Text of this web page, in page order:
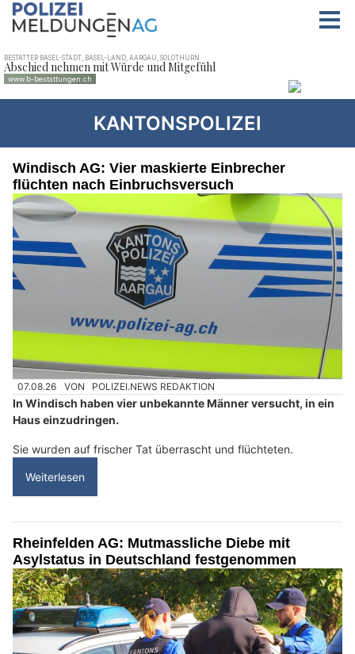
KANTONSPOLIZEI
Windisch AG: Vier maskierte Einbrecher
flüchten nach Einbruchsversuch
07.08.26 VON POLIZEI.NEWS REDAKTION
In Windisch haben vier unbekannte Männer versucht, in ein
Haus einzudringen.
Sie wurden auf frischer Tat überrascht und flüchteten.
Weiterlesen
Rheinfelden AG: Mutmassliche Diebe mit
Asylstatus in Deutschland festgenommen